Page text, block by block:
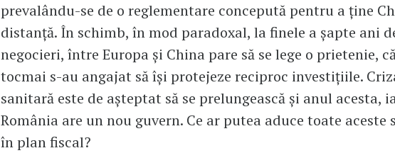
prevalându-se de o reglementare concepută pentru a ține
distanță. În schimb, în mod paradoxal, la finele a șapte ani
negocieri, între Europa și China pare să se lege o prietenie,
tocmai s-au angajat să își protejeze reciproc investițiile.
sanitară este de așteptat să se prelungească și anul acesta,
România are un nou guvern. Ce ar putea aduce toate aceste
în plan fiscal?